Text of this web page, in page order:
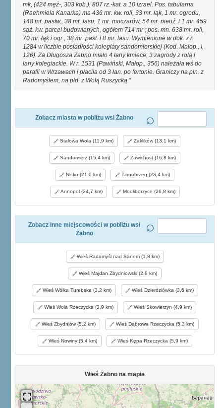
mk, (424 męź-, 303 kob.), 807 rz.-kat. a 10 izrael. Pos. tabularna
(Raehmiela Kanarka) ma 436 mr. kw. roli, 33 mr. łąk, 1 mr. ogrodu,
148 mr. pastw., 38 mr. lasu, 1 mr. moczarów, 54 mr. nieuź. i 1 mr. 459
sąż. kw. parcel budowlanych, ogółem 714 mr ; pos. mn. 638 mr. roli,
70 mr. łąk i ogr., 38 mr. past. i 8 mr. lasu. Wymienione w dok. z r.
1284 w liczbie posiadłości kolegiaty sandomierskiej (Kod. Małop., I,
126). Za Długosza Żabno miało 4 łany kmiece, 3 zagrody z rolą i
łany kolegiackie. W r. 1531 (Pawiński, Małop., 356) należała wś do
parafii w Wrzawach i płaciła od 3 łan. po fertonie. Graniczy na płn. z
Radomyślem, na płd. z Wolą Ruszycką.
Zobacz miasta w pobliżu wsi Żabno
Stalowa Wola (11,9 km) Zaklików (13,1 km)
Sandomierz (15,4 km) Zawichost (16,8 km)
Nisko (21,0 km) Tarnobrzeg (23,4 km)
Annopol (24,7 km) Modliborzyce (26,8 km)
Zobacz inne miejscowości w pobliżu wsi
Żabno
Wieś Radomyśl nad Sanem (1,8 km)
Wieś Majdan Zbydniowski (2,8 km)
Wieś Wólka Turebska (3,2 km) Wieś Dzierdziówka (3,6 km)
Wieś Wola Rzeczycka (3,9 km) Wieś Skowierzyn (4,9 km)
Wieś Zbydniów (5,2 km) Wieś Dąbrowa Rzeczycka (5,3 km)
Wieś Nowiny (5,4 km) Wieś Kępa Rzeczycka (5,9 km)
Wieś Żabno na mapie